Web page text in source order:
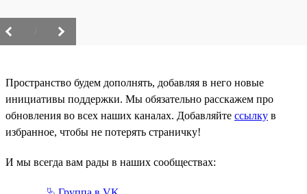
Пространство будем дополнять, добавляя в него новые
инициативы поддержки. Мы обязательно расскажем про
обновления во всех наших каналах. Добавляйте ссылку в
избранное, чтобы не потерять страничку!
И мы всегда вам рады в наших сообществах: